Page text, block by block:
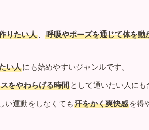
りたい人 、 呼吸やポーズを通じて体を動
い人にも始めやすいジャンルです。
をやわらげる時間 として通いたい人にも
い運動をしなくても 汗をかく爽快感 を得